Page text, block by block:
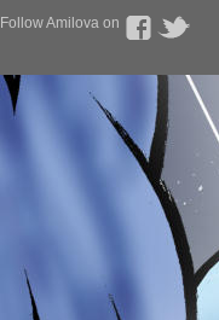
Follow Amilova on